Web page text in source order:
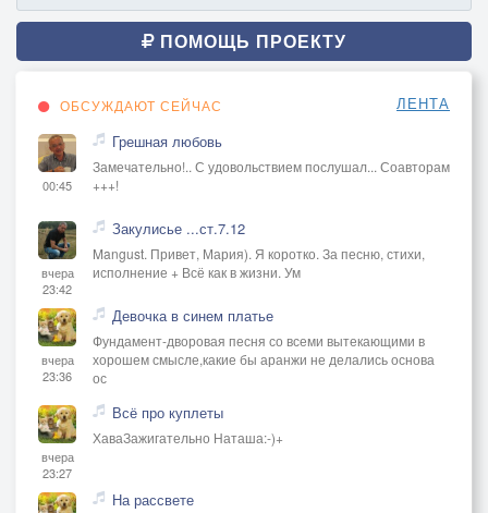
ПОМОЩЬ ПРОЕКТУ
ОБСУЖДАЮТ СЕЙЧАС ЛЕНТА
00:45
Грешная любовь
Замечательно!.. С удовольствием послушал... Соавторам
+++!
вчера
23:42
Закулисье ...ст.7.12
Mangust. Привет, Мария). Я коротко. За песню, стихи,
исполнение + Всё как в жизни. Ум
вчера
23:36
Девочка в синем платье
Фундамент-дворовая песня со всеми вытекающими в
хорошем смысле,какие бы аранжи не делались основа
ос
вчера
23:27
Всё про куплеты
ХаваЗажигательно Наташа:-)+
На рассвете